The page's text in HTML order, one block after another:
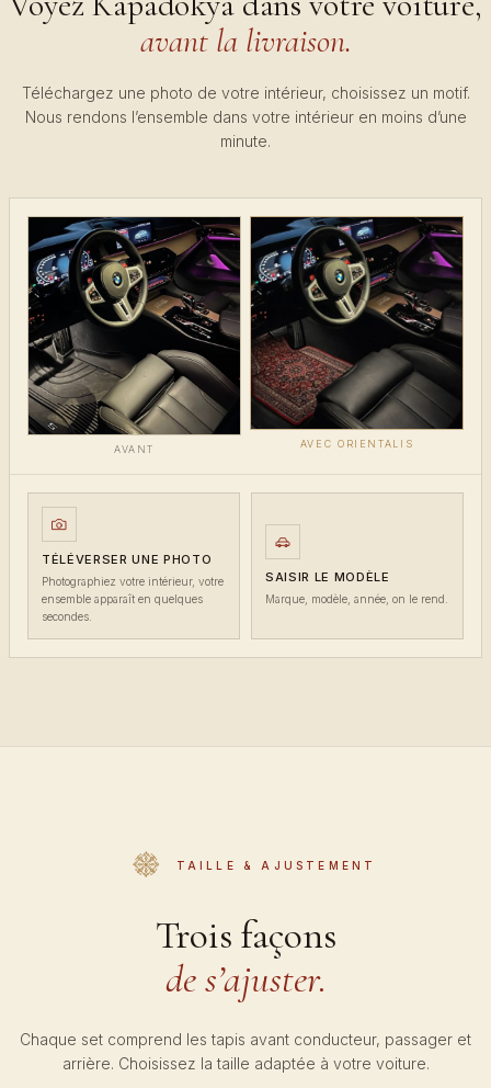
avant la livraison.
Téléchargez une photo de votre intérieur, choisissez un motif.
Nous rendons l’ensemble dans votre intérieur en moins d’une
minute.
AVANT
AVEC ORIENTALIS
TÉLÉVERSER UNE PHOTO
Photographiez votre intérieur, votre
ensemble apparaît en quelques
secondes.
SAISIR LE MODÈLE
Marque, modèle, année, on le rend.
TAILLE & AJUSTEMENT
Trois façons
de s’ajuster.
Chaque set comprend les tapis avant conducteur, passager et
arrière. Choisissez la taille adaptée à votre voiture.